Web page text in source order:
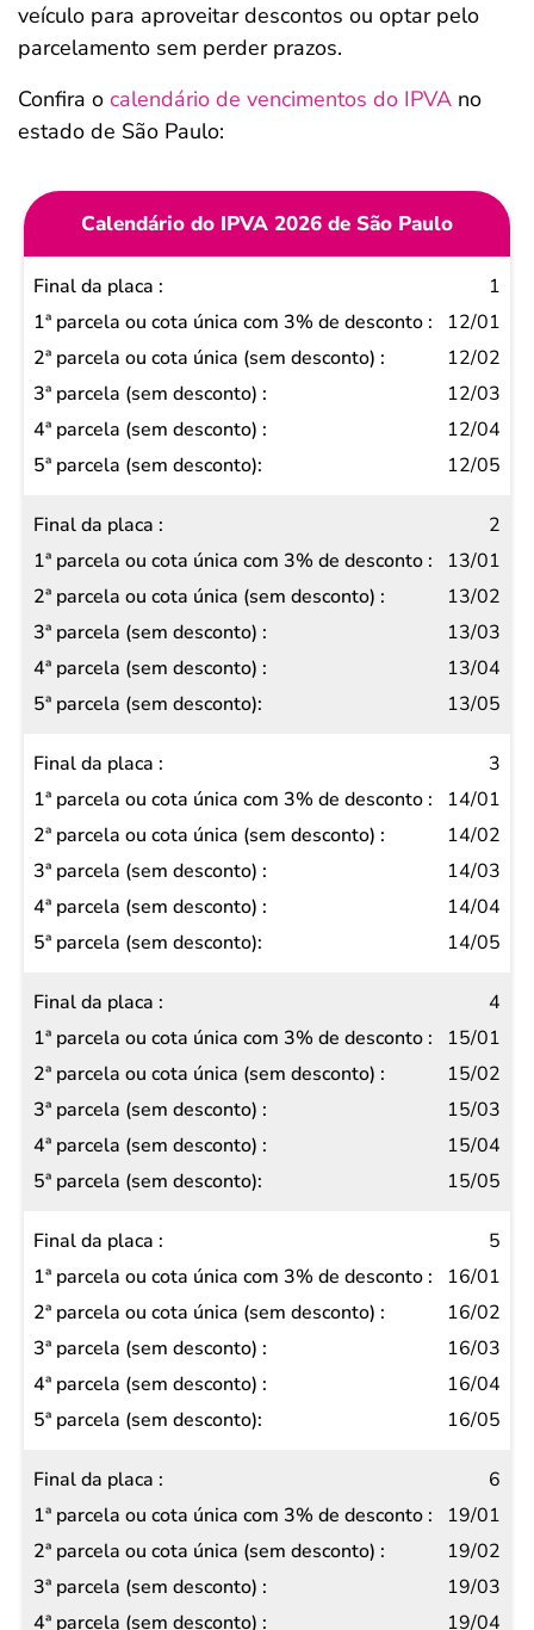
veículo para aproveitar descontos ou optar pelo
parcelamento sem perder prazos.
Confira o calendário de vencimentos do IPVA no
estado de São Paulo:
Calendário do IPVA 2026 de São Paulo
Final
da
placa
1ª
parcela
ou cota
com 3%
de
desconto
2ª
parcela
ou cota
única
(sem
desconto)
parcela
(sem
4ª
parcela
(sem
desconto)
5ª
parcela
desconto)
1
12/01
12/02
12/03
12/04
12/05
2
13/01
13/02
13/03
13/04
13/05
3
14/01
14/02
14/03
14/04
14/05
4
15/01
15/02
15/03
15/04
15/05
5
16/01
16/02
16/03
16/04
16/05
6
19/01
19/02
19/03
19/04